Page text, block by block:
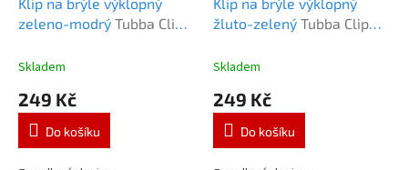
zeleno-modrý Tubba Clip
Skladem
249 Kč
Do košíku
žluto-zelený Tubba Clip
Skladem
249 Kč
Do košíku